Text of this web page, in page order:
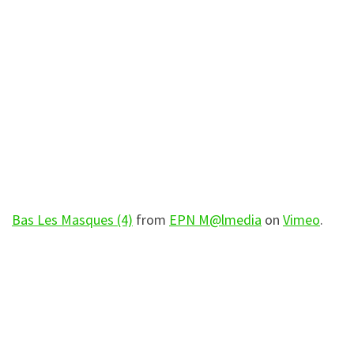
Bas Les Masques (4) from EPN M@lmedia on Vimeo.